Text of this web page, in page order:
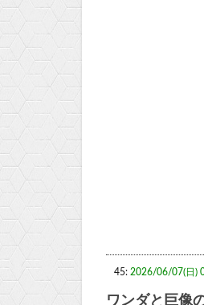
45: 2026/06/07(日)
ワンダと巨像